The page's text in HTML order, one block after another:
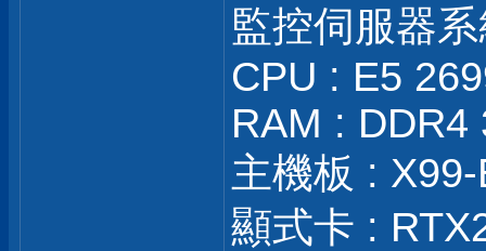
監控伺服器
CPU : E5
RAM : DDR4
主機板 : X99-
顯式卡 :